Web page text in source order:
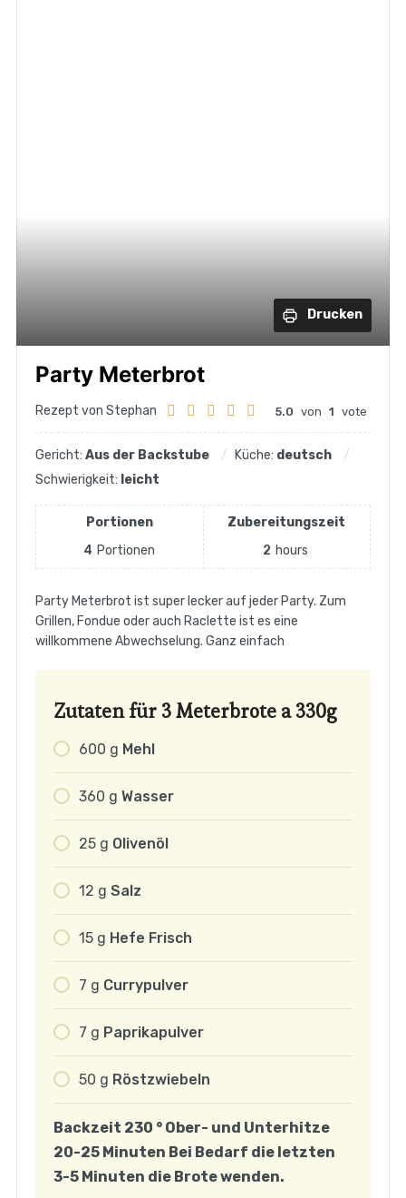
Drucken
Party Meterbrot
Rezept von Stephan 5.0 von 1 vote
Gericht: Aus der Backstube Küche: deutsch
Schwierigkeit: leicht
Portionen
4 Portionen
Zubereitungszeit
2 hours
Party Meterbrot ist super lecker auf jeder Party. Zum
Grillen, Fondue oder auch Raclette ist es eine
willkommene Abwechselung. Ganz einfach
Zutaten für 3 Meterbrote a 330g
600 g Mehl
360 g Wasser
25 g Olivenöl
12 g Salz
15 g Hefe Frisch
7 g Currypulver
7 g Paprikapulver
50 g Röstzwiebeln
Backzeit 230 ° Ober- und Unterhitze
20-25 Minuten Bei Bedarf die letzten
3-5 Minuten die Brote wenden.